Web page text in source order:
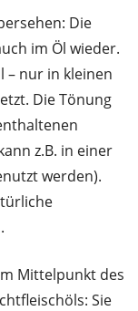
Die
im Öl wieder.
– nur in kleinen
Die Tönung
z.B. in einer
werden).
Mittelpunkt des
Sie